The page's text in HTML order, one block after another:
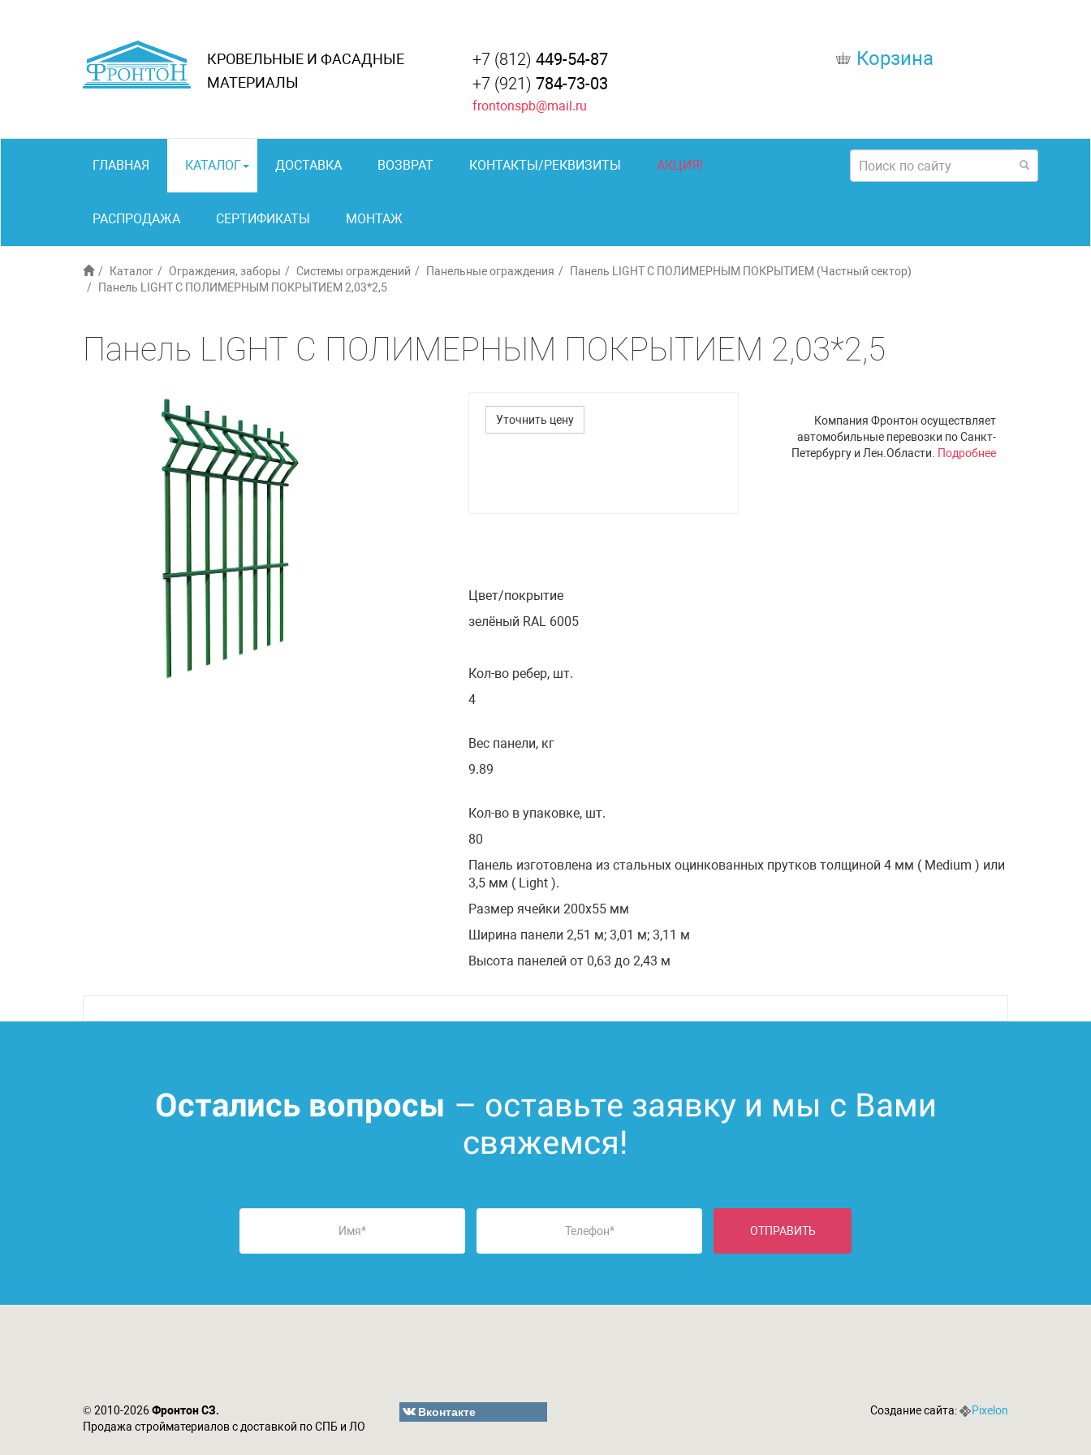
КРОВЕЛЬНЫЕ И ФАСАДНЫЕ
МАТЕРИАЛЫ
+7 (812) 449-54-87
+7 (921) 784-73-03
frontonspb@mail.ru
Корзина
ГЛАВНАЯ КАТАЛОГ ДОСТАВКА ВОЗВРАТ КОНТАКТЫ/РЕКВИЗИТЫ АКЦИЯ!
РАСПРОДАЖА СЕРТИФИКАТЫ МОНТАЖ
Каталог Ограждения, заборы Системы ограждений Панельные ограждения
Панель LIGHT С ПОЛИМЕРНЫМ ПОКРЫТИЕМ (Частный сектор)
Панель LIGHT С ПОЛИМЕРНЫМ ПОКРЫТИЕМ 2,03*2,5
Панель LIGHT С ПОЛИМЕРНЫМ ПОКРЫТИЕМ 2,03*2,5
Уточнить цену
Компания Фронтон осуществляет
автомобильные перевозки по Санкт-
Петербургу и Лен.Области.
Подробнее
Цвет/покрытие
зелёный RAL 6005
Кол-во ребер, шт.
4
Вес панели, кг
9.89
Кол-во в упаковке, шт.
80
Панель изготовлена из стальных оцинкованных прутков толщиной 4 мм ( Medium ) или
3,5 мм ( Light ).
Размер ячейки 200х55 мм
Ширина панели 2,51 м; 3,01 м; 3,11 м
Высота панелей от 0,63 до 2,43 м
Остались вопросы – оставьте заявку и мы с Вами
свяжемся!
ОТПРАВИТЬ
© 2010-2026Фронтон СЗ.
Продажа стройматериалов с доставкой по СПБ и ЛО
Вконтакте Создание сайта: Pixelon